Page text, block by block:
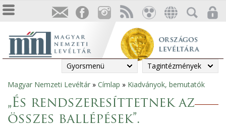
Gyorsmenü Tagintézmények
Jelenlegi
hely
Magyar Nemzeti Levéltár » Címlap » Kiadványok, bemutatók
„És rendszeresíttetnek az
összes ballépések”.